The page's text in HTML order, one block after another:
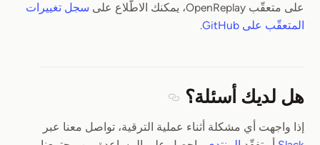
على متعقّب OpenReplay، يمكنك الاطّلاع على
سجل تغييرات
المتعقّب على GitHub
.
هل لديك أسئلة؟
إذا واجهت أي مشكلة أثناء عملية الترقية، تواصل معنا عبر